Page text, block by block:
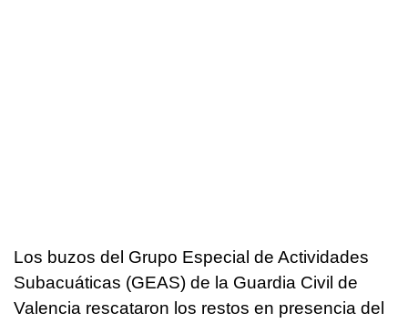
Los buzos del Grupo Especial de Actividades
Subacuáticas (GEAS) de la Guardia Civil de
Valencia rescataron los restos en presencia del